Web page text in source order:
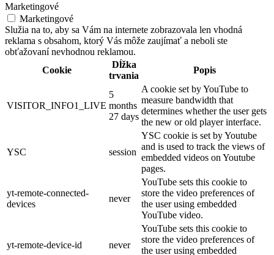
Marketingové
Marketingové
Služia na to, aby sa Vám na internete zobrazovala len vhodná
reklama s obsahom, ktorý Vás môže zaujímať a neboli ste
obťažovaní nevhodnou reklamou.
Cookie
Dĺžka
trvania
Popis
VISITOR_INFO1_LIVE
5
months
27 days
A cookie set by YouTube to
measure bandwidth that
determines whether the user gets
the new or old player interface.
YSC session
YSC cookie is set by Youtube
and is used to track the views of
embedded videos on Youtube
pages.
yt-remote-connected-
devices
never
YouTube sets this cookie to
store the video preferences of
the user using embedded
YouTube video.
yt-remote-device-id never
YouTube sets this cookie to
store the video preferences of
the user using embedded